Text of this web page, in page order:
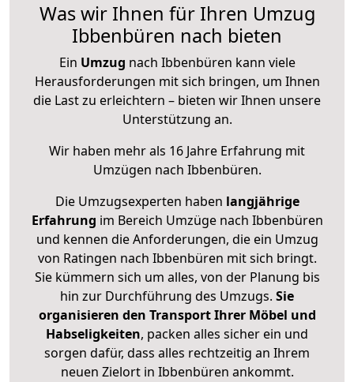
Was wir Ihnen für Ihren Umzug
Ibbenbüren nach bieten
Ein Umzug nach Ibbenbüren kann viele
Herausforderungen mit sich bringen, um Ihnen
die Last zu erleichtern – bieten wir Ihnen unsere
Unterstützung an.
Wir haben mehr als 16 Jahre Erfahrung mit
Umzügen nach Ibbenbüren.
Die Umzugsexperten haben langjährige
Erfahrung im Bereich Umzüge nach Ibbenbüren
und kennen die Anforderungen, die ein Umzug
von Ratingen nach Ibbenbüren mit sich bringt.
Sie kümmern sich um alles, von der Planung bis
hin zur Durchführung des Umzugs. Sie
organisieren den Transport Ihrer Möbel und
Habseligkeiten, packen alles sicher ein und
sorgen dafür, dass alles rechtzeitig an Ihrem
neuen Zielort in Ibbenbüren ankommt.